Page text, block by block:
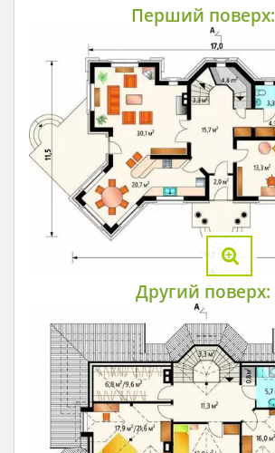
Перший поверх:
Другий поверх: